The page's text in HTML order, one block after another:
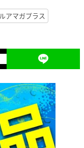
ルアマガプラス